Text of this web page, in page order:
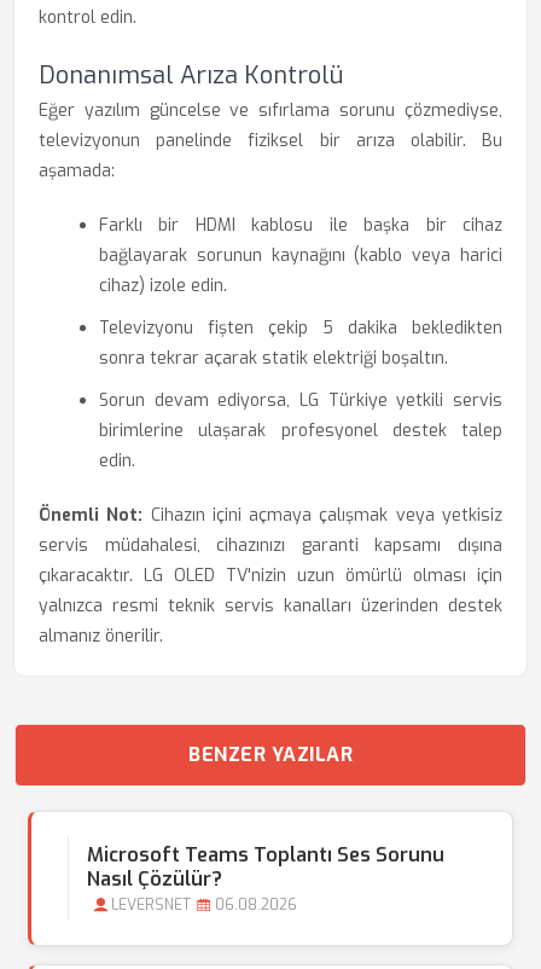
kontrol edin.
Donanımsal Arıza Kontrolü
Eğer yazılım güncelse ve sıfırlama sorunu çözmediyse,
televizyonun panelinde fiziksel bir arıza olabilir. Bu
aşamada:
Farklı bir HDMI kablosu ile başka bir cihaz
bağlayarak sorunun kaynağını (kablo veya harici
cihaz) izole edin.
Televizyonu fişten çekip 5 dakika bekledikten
sonra tekrar açarak statik elektriği boşaltın.
Sorun devam ediyorsa, LG Türkiye yetkili servis
birimlerine ulaşarak profesyonel destek talep
edin.
Önemli Not: Cihazın içini açmaya çalışmak veya yetkisiz
servis müdahalesi, cihazınızı garanti kapsamı dışına
çıkaracaktır. LG OLED TV'nizin uzun ömürlü olması için
yalnızca resmi teknik servis kanalları üzerinden destek
almanız önerilir.
BENZER YAZILAR
Microsoft Teams Toplantı Ses Sorunu
Nasıl Çözülür?
LEVERSNET 06.08.2026